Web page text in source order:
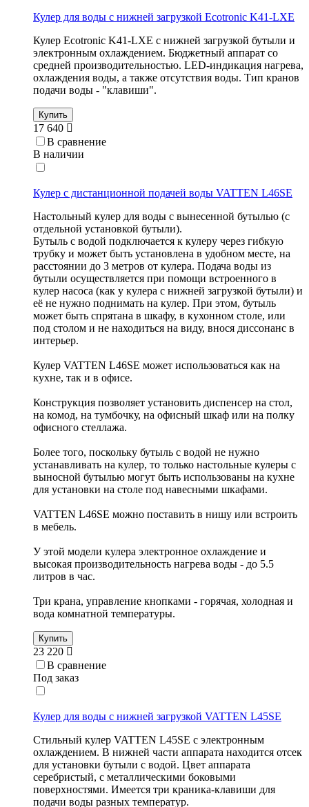
Кулер для воды с нижней загрузкой Ecotronic K41-LXE
Кулер Ecotronic K41-LXE с нижней загрузкой бутыли и
электронным охлаждением. Бюджетный аппарат со
средней производительностью. LED-индикация нагрева,
охлаждения воды, а также отсутствия воды. Тип кранов
подачи воды - "клавиши".
Купить
17 640
В сравнение
В наличии
Кулер с дистанционной подачей воды VATTEN L46SE
Настольный кулер для воды с вынесенной бутылью (с
отдельной установкой бутыли).
Бутыль с водой подключается к кулеру через гибкую
трубку и может быть установлена в удобном месте, на
расстоянии до 3 метров от кулера. Подача воды из
бутыли осуществляется при помощи встроенного в
кулер насоса (как у кулера с нижней загрузкой бутыли) и
её не нужно поднимать на кулер. При этом, бутыль
может быть спрятана в шкафу, в кухонном столе, или
под столом и не находиться на виду, внося диссонанс в
интерьер.
Кулер VATTEN L46SE может использоваться как на
кухне, так и в офисе.
Конструкция позволяет установить диспенсер на стол,
на комод, на тумбочку, на офисный шкаф или на полку
офисного стеллажа.
Более того, поскольку бутыль с водой не нужно
устанавливать на кулер, то только настольные кулеры с
выносной бутылью могут быть использованы на кухне
для установки на столе под навесными шкафами.
VATTEN L46SE можно поставить в нишу или встроить
в мебель.
У этой модели кулера электронное охлаждение и
высокая производительность нагрева воды - до 5.5
литров в час.
Три крана, управление кнопками - горячая, холодная и
вода комнатной температуры.
Купить
23 220
В сравнение
Под заказ
Кулер для воды с нижней загрузкой VATTEN L45SE
Стильный кулер VATTEN L45SE с электронным
охлаждением. В нижней части аппарата находится отсек
для установки бутыли с водой. Цвет аппарата
серебристый, с металлическими боковыми
поверхностями. Имеется три краника-клавиши для
подачи воды разных температур.